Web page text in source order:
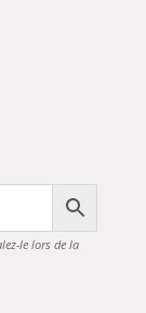
le lors de la